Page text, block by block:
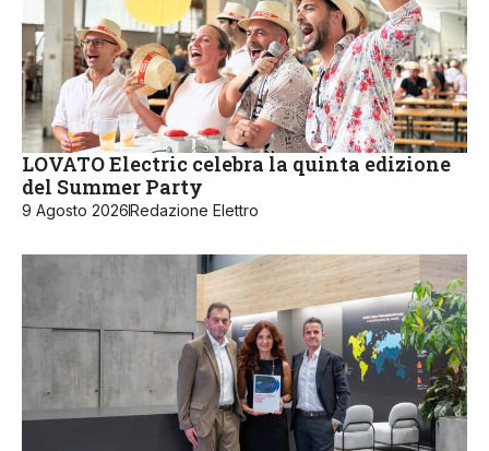
LOVATO Electric celebra la quinta edizione
del Summer Party
9 Agosto 2026Redazione Elettro